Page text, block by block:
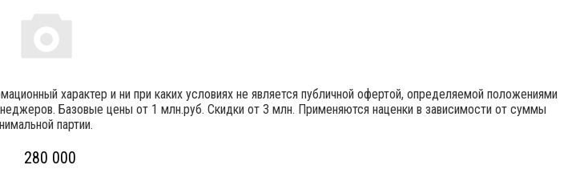
280 000
характер и ни при каких условиях не является публичной офертой, определяемой положениями
Базовые цены от 1 млн.руб. Скидки от 3 млн. Применяются наценки в зависимости от суммы
партии.